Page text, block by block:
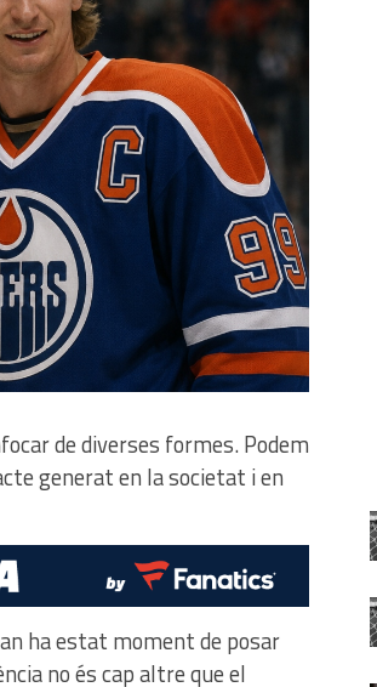
de diverses formes. Podem
generat en la societat i en
ha estat moment de posar
no és cap altre que el